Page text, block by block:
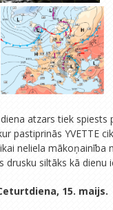
atzars tiek spiests
pastiprinās YVETTE
neliela mākoņainība
drusku siltāks kā dienu
15. maijs.